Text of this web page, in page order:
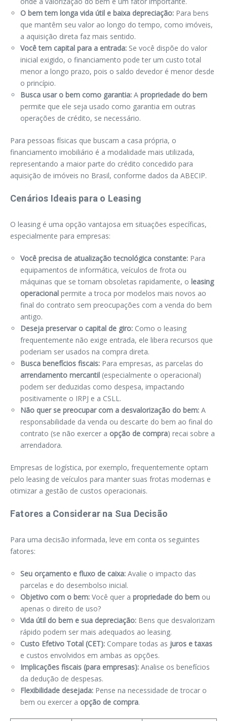
O bem tem longa vida útil e baixa depreciação: Para bens
que mantêm seu valor ao longo do tempo, como imóveis,
a aquisição direta faz mais sentido.
Você tem capital para a entrada: Se você dispõe do valor
inicial exigido, o financiamento pode ter um custo total
menor a longo prazo, pois o saldo devedor é menor desde
o princípio.
Busca usar o bem como garantia: A propriedade do bem
permite que ele seja usado como garantia em outras
operações de crédito, se necessário.
Para pessoas físicas que buscam a casa própria, o
financiamento imobiliário é a modalidade mais utilizada,
representando a maior parte do crédito concedido para
aquisição de imóveis no Brasil, conforme dados da ABECIP.
Cenários Ideais para o Leasing
O leasing é uma opção vantajosa em situações específicas,
especialmente para empresas:
Você precisa de atualização tecnológica constante: Para
equipamentos de informática, veículos de frota ou
máquinas que se tornam obsoletas rapidamente, o leasing
operacional permite a troca por modelos mais novos ao
final do contrato sem preocupações com a venda do bem
antigo.
Deseja preservar o capital de giro: Como o leasing
frequentemente não exige entrada, ele libera recursos que
poderiam ser usados na compra direta.
Busca benefícios fiscais: Para empresas, as parcelas do
arrendamento mercantil (especialmente o operacional)
podem ser deduzidas como despesa, impactando
positivamente o IRPJ e a CSLL.
Não quer se preocupar com a desvalorização do bem: A
responsabilidade da venda ou descarte do bem ao final do
contrato (se não exercer a opção de compra) recai sobre a
arrendadora.
Empresas de logística, por exemplo, frequentemente optam
pelo leasing de veículos para manter suas frotas modernas e
otimizar a gestão de custos operacionais.
Fatores a Considerar na Sua Decisão
Para uma decisão informada, leve em conta os seguintes
fatores:
Seu orçamento e fluxo de caixa: Avalie o impacto das
parcelas e do desembolso inicial.
Objetivo com o bem: Você quer a propriedade do bem ou
apenas o direito de uso?
Vida útil do bem e sua depreciação: Bens que desvalorizam
rápido podem ser mais adequados ao leasing.
Custo Efetivo Total (CET): Compare todas as juros e taxas
e custos envolvidos em ambas as opções.
Implicações fiscais (para empresas): Analise os benefícios
da dedução de despesas.
Flexibilidade desejada: Pense na necessidade de trocar o
bem ou exercer a opção de compra.